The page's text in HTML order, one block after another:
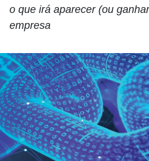
o que irá aparecer (ou
empresa